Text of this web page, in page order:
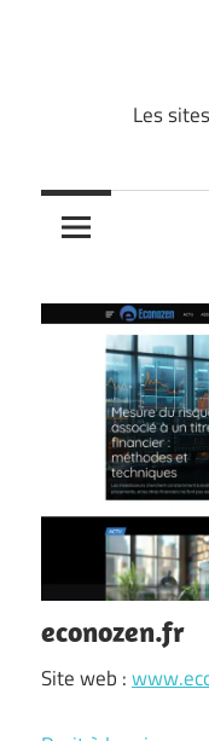
Les
econozen.fr
Site web :